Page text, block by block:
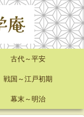
古代～平安
戦国～江戸初期
幕末～明治